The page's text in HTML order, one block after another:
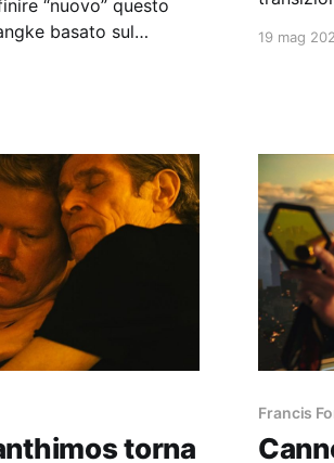
“nuovo” questo
basato sul
quanto
19 mag
torna
Francis